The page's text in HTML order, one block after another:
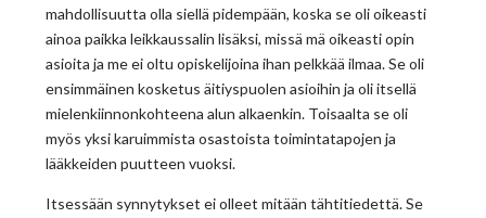
mahdollisuutta olla siellä pidempään, koska se oli oikeasti
ainoa paikka leikkaussalin lisäksi, missä mä oikeasti opin
asioita ja me ei oltu opiskelijoina ihan pelkkää ilmaa. Se oli
ensimmäinen kosketus äitiyspuolen asioihin ja oli itsellä
mielenkiinnonkohteena alun alkaenkin. Toisaalta se oli
myös yksi karuimmista osastoista toimintatapojen ja
lääkkeiden puutteen vuoksi.
Itsessään synnytykset ei olleet mitään tähtitiedettä. Se